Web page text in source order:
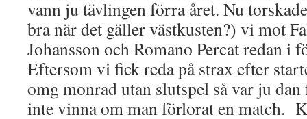
vann ju tävlingen förra året. Nu
bra när det gäller västkusten?) vi mot
Johansson och Romano Percat redan i
Eftersom vi fick reda på strax efter
omg monrad utan slutspel så var ju
inte vinna om man förlorat en match.